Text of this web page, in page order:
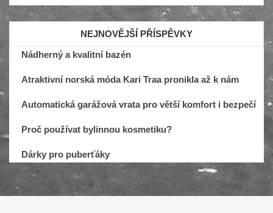
NEJNOVĚJŠÍ PŘÍSPĚVKY
Nádherný a kvalitní bazén
Atraktivní norská móda Kari Traa pronikla až k nám
Automatická garážová vrata pro větší komfort i bezpečí
Proč používat bylinnou kosmetiku?
Dárky pro puberťáky